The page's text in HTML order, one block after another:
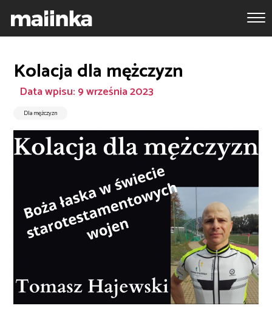
Kolacja dla mężczyzn
Data wpisu: 9 września 2023
Dla mężczyzn